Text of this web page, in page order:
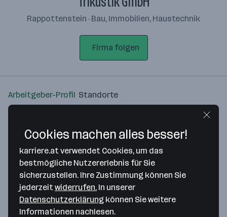
Rappottenstein · Bau, Immobilien, Haustechnik
Firma folgen
Arbeitgeber-Profil Standorte
Bitte stimme unseren Cookie-
Richtlinien zu, um diese Karte
anzuzeigen.
Cookies machen alles besser!
karriere.at verwendet Cookies, um das
bestmögliche Nutzererlebnis für Sie
sicherzustellen. Ihre Zustimmung können Sie
jederzeitwiderrufen. In unserer
Datenschutzerklärung können Sie weitere
Informationen nachlesen.